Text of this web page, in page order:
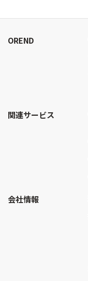
OREND
関連サービス
会社情報